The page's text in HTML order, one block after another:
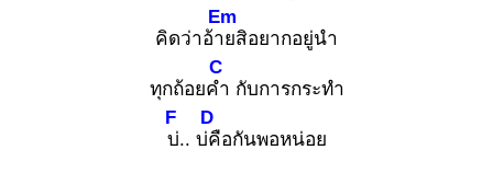
คิดว่าอ้าย
Em
สิอยากอยู่นำ
ทุกถ้อยคำ
C
กับการกระทำ
บ่.
F
. บ่คื
D
อกันพอหน่อย